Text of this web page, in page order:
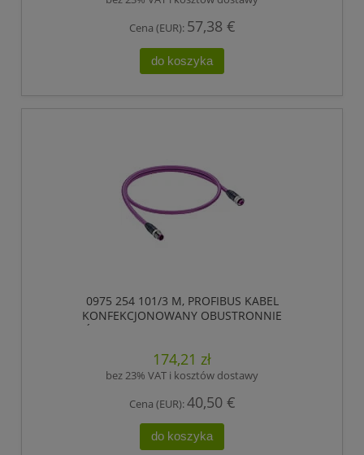
Cena (EUR): 57,38 €
do koszyka
0975 254 101/3 M, PROFIBUS KABEL
KONFEKCJONOWANY OBUSTRONNIE
ZAKOŃCZONY, ZŁĄCZE MĘSKIE M12 DO ZŁĄCZE
LUMBERG AUTOMATION
174,21 zł
bez 23% VAT i kosztów dostawy
Cena (EUR):40,50 €
do koszyka